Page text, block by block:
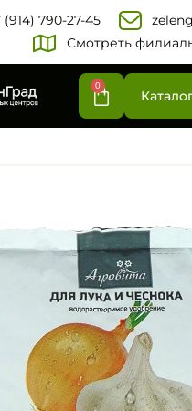
(914) 790-27-45‬
Смотреть
0